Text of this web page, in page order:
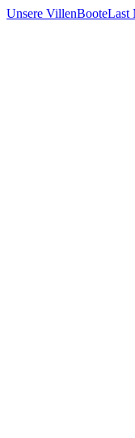
Unsere VillenBooteLast